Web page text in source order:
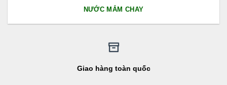
NƯỚC MẮM CHAY
Giao hàng toàn quốc